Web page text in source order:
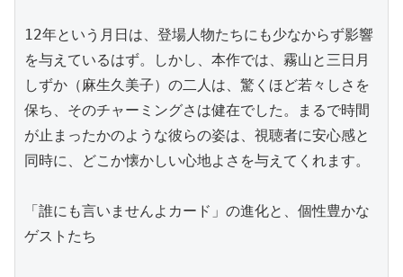
12年という月日は、登場人物たちにも少なからず影響
を与えているはず。しかし、本作では、霧山と三日月
しずか（麻生久美子）の二人は、驚くほど若々しさを
保ち、そのチャーミングさは健在でした。まるで時間
が止まったかのような彼らの姿は、視聴者に安心感と
同時に、どこか懐かしい心地よさを与えてくれます。
「誰にも言いませんよカード」の進化と、個性豊かな
ゲストたち